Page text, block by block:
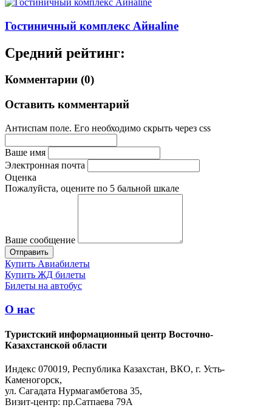
Гостиничный комплекс Айнаline
Средний рейтинг:
Комментарии (0)
Оставить комментарий
Антиспам поле. Его необходимо скрыть через css
Ваше имя
Электронная почта
Оценка
Пожалуйста, оцените по 5 бальной шкале
Ваше сообщение
Купить Авиабилеты
Купить ЖД билеты
Билеты на автобус
О нас
Туристский информационный центр Восточно-
Казахстанской области
Индекс 070019, Республика Казахстан, ВКО, г. Усть-
Каменогорск,
ул. Сагадата Нурмагамбетова 35,
Визит-центр: пр.Сатпаева 79А